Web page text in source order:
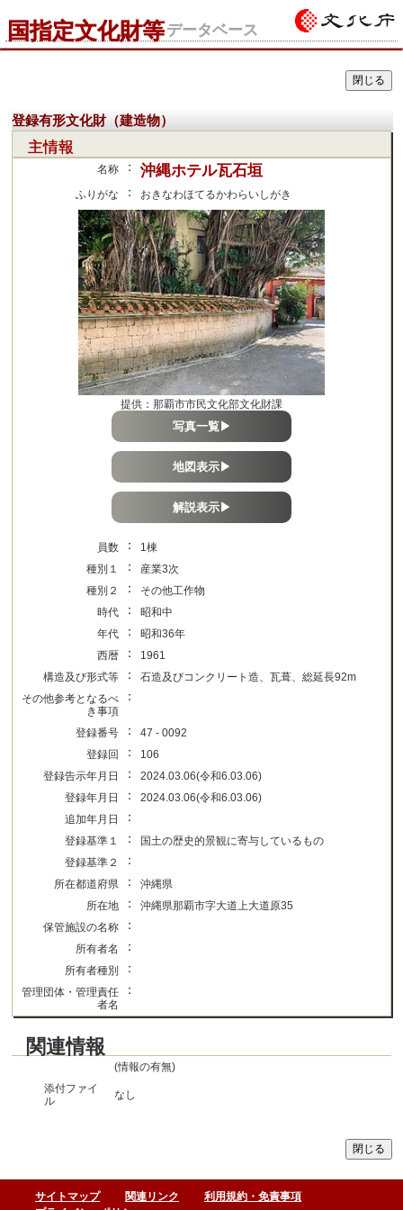
国指定文化財等データベース
登録有形文化財（建造物）
主情報
名称 ： 沖縄ホテル瓦石垣
ふりがな ： おきなわほてるかわらいしがき
提供：那覇市市民文化部文化財課
写真一覧▶
地図表示▶
解説表示▶
員数 ：
1棟
種別１
：
産業3次
種別２
：
その他工作物
時代
：
昭和中
年代
：
昭和36年
西暦
：
1961
構造及び形式等
：
石造及びコンクリート造、瓦葺、総延長92m
その他参考となるべ
き事項
：
登録番号 ：
47 - 0092
登録回
：
106
登録告示年月日
：
2024.03.06(令和6.03.06)
登録年月日
：
2024.03.06(令和6.03.06)
追加年月日
：
登録基準１ ：
国土の歴史的景観に寄与しているもの
登録基準２
：
所在都道府県 ：
沖縄県
所在地
：
沖縄県那覇市字大道上大道原35
保管施設の名称
：
所有者名 ：
所有者種別 ：
管理団体・管理責任
者名
：
関連情報
(情報の有無)
添付ファイ
ル
なし
サイトマップ 関連リンク
利用規約・免責事項